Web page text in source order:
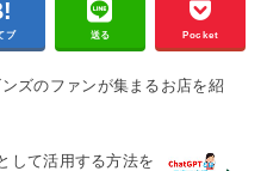
ブ 送る Pocket
ンズのファンが集まるお店を紹
して活用する方法を